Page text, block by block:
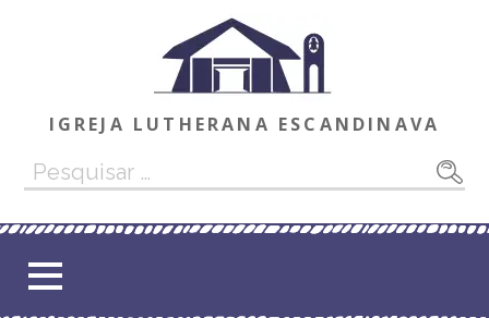
conteúdoIGREJA LUTHERANA ESCANDINAVA
Pesquisar
por: